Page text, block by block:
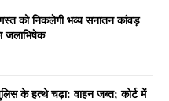
को निकलेगी भव्य सनातन कांवड़
जलाभिषेक
के हत्थे चढ़ा: वाहन जब्त; कोर्ट में